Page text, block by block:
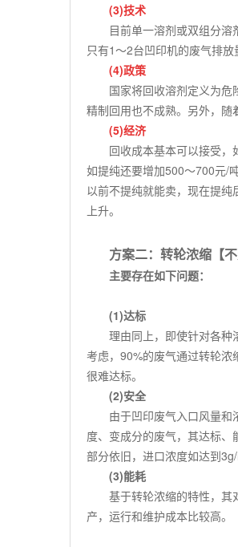
(3)技术
目前单一溶剂或双组分
只有1～2台凹印机的废气排放
(4)政策
国家将回收溶剂定义为
精制回用也不成熟。另外，随
(5)经济
回收成本基本可以接受，
如提纯还要增加500～700元/
以前不提纯就能卖，现在提
上升。
方案二：转轮浓缩【不
主要存在如下问题：
(1)达标
理由同上，即使针对各种
考虑， 90%的废气通过转轮浓
很难达标。
(2)安全
由于凹印废气入口风量和
度、变成分的废气，其达标
部分依旧，进口浓度如达到
(3)能耗
基于转轮浓缩的特性，其
产，运行和维护成本比较高。